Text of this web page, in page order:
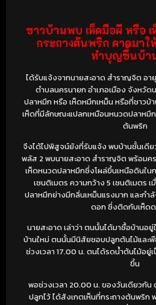
ชาวบ้านพบ เห็ดมือผี หรือ
กระถางต้นพริก คาดมาใ
ทำบุญขึ้นบ้า
ได้รับแจ้งจากนายสะอาด สำราญจิต อา
ตำบลนครนายก อำเภอเมือง จังหวัด
ปลาหมึก หรือ เห็ดหมึกเหม็น หรือที่ชาวบ้
เห็ดที่มีลักษณะแปลกเหมือนหนวดปลาหมึก
ต้นพริก
จึงได้ไปพิสูจน์ยังที่รับแจ้ง พบบ้านชั้นเดี
พลัส 2 พบนายสะอาด สำราญจิต พร้อมค
เห็ดหนวดปลาหมึกซึ่งโผล่ขึ้นเหนือดินใน
เซนติเมตร ความกว้าง 5 เซนติเมตร เ
ปลาหมึกย่างมีกลิ่นเหม็นแรงมาก และกำ
ดอก ซึ่งติดกับเห็ด
นายสะอาด เล่าว่า ตนนั้นได้มาซื้อบ้านอ
บ้านใหม่ ตนนั้นมีนิสัยชอบปลูกต้นไม้และ
ช่วงเวลา 17.00 น. ตนได้รดน้ำต้นไม้อยู่เ
ขึ้น
พอช่วงเวลา 20.00 น. ของวันเดียวกั
ปลูกไว้ ได้สังเกตเห็นที่กระถางต้นพริ